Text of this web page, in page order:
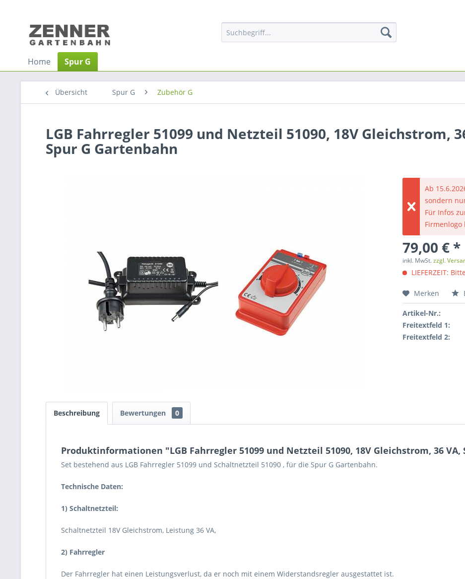
Home Spur G
Übersicht Spur G Zubehör G
LGB Fahrregler 51099 und Netzteil 51090, 18V Gleichstrom,
Spur G Gartenbahn
Ab
sondern
Für Infos
Firmenlogo
79,00 € *
inkl. MwSt.zzgl.
LIEFERZEIT:
Merken
Artikel-Nr.:
Freitextfeld 1:
Freitextfeld 2:
Beschreibung Bewertungen 0
Produktinformationen "LGB Fahrregler 51099 und Netzteil 51090, 18V Gleichstrom, 36 VA,
Set bestehend aus LGB Fahrregler 51099 und Schaltnetzteil 51090 , für die Spur G Gartenbahn.
Technische Daten:
1) Schaltnetzteil:
Schaltnetzteil 18V Gleichstrom, Leistung 36 VA,
2) Fahrregler
Der Fahrregler hat einen Leistungsverlust, da er noch mit einem Widerstandsregler ausgestattet ist.